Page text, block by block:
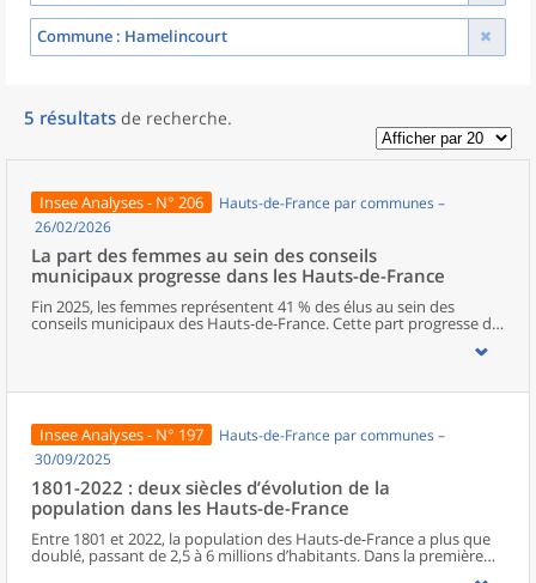
Commune : Hamelincourt
5 résultats de recherche.
Insee Analyses - N° 206
Hauts-de-France par communes –
26/02/2026
La part des femmes au sein des conseils
municipaux progresse dans les Hauts-de-France
Fin 2025, les femmes représentent 41 % des élus au sein des
conseils municipaux des Hauts-de-France. Cette part progresse de
deux points entre les deux dernières élections municipales, mais
représentation féminine diminue cependant à mesure que les
sur cinq occupé par une femme. Les élues municipales de la région
sont plus jeunes que leurs homologues masculins. En parallèle de
leurs fonctions politiques, elles occupent davantage que ces
et moins souvent des emplois de cadre ou des professions
intellectuelles supérieures.
Insee Analyses - N° 197
Hauts-de-France par communes –
30/09/2025
1801-2022 : deux siècles d’évolution de la
population dans les Hauts-de-France
Entre 1801 et 2022, la population des Hauts-de-France a plus que
doublé, passant de 2,5 à 6 millions d’habitants. Dans la première
moitié du XIXe siècle, l’essor régional est surtout porté par le Nord.